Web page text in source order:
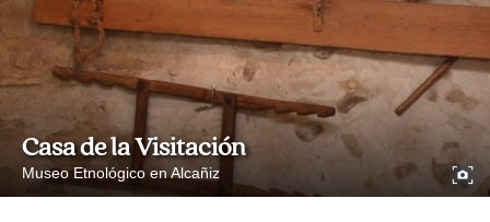
Casa de la Visitación
Museo Etnológico en Alcañiz